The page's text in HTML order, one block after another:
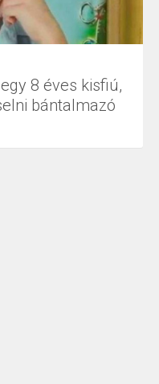
8 éves kisfiú,
bántalmazó